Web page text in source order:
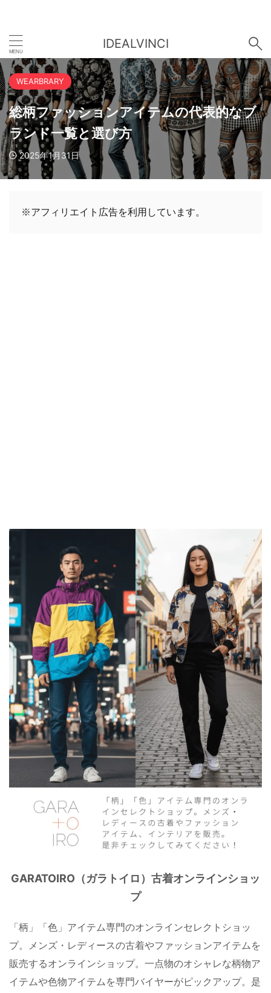
IDEALVINCI
WEARBRARY
総柄ファッションアイテムの代表的なブ
ランド一覧と選び方
2025年1月31日
※アフィリエイト広告を利用しています。
GARATOIRO（ガラトイロ）古着オンラインショッ
プ
「柄」「色」アイテム専門のオンラインセレクトショッ
プ。メンズ・レディースの古着やファッションアイテムを
販売するオンラインショップ。一点物のオシャレな柄物ア
イテムや色物アイテムを専門バイヤーがピックアップ。是